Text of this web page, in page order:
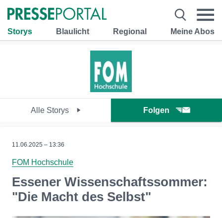
Storys Blaulicht Regional Meine Abos
Alle Storys Folgen
11.06.2025 – 13:36
FOM Hochschule
Essener Wissenschaftssommer:
"Die Macht des Selbst"